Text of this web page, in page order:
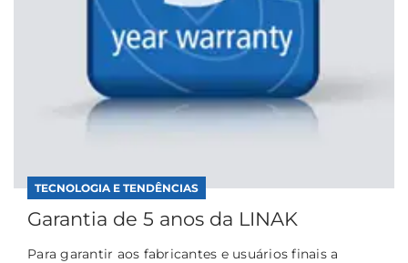
TECNOLOGIA E TENDÊNCIAS
Garantia de 5 anos da LINAK
Para garantir aos fabricantes e usuários finais a